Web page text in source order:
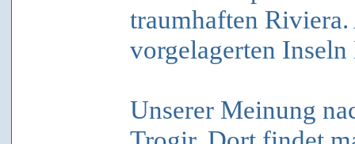
traumhaften
vorgelagerten
Unserer Meinung